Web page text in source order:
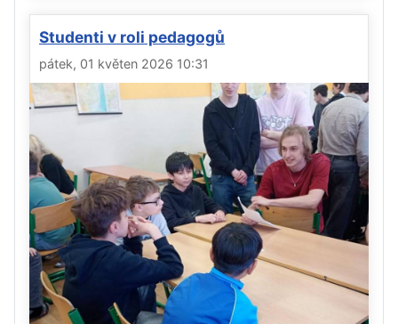
Studenti v roli pedagogů
pátek, 01 květen 2026 10:31